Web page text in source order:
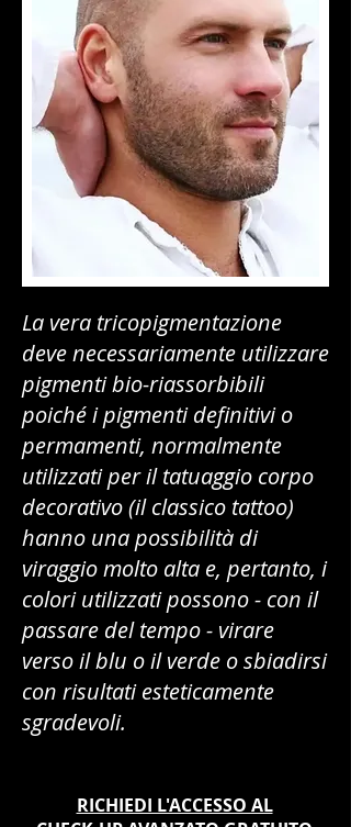
La vera tricopigmentazione
deve necessariamente utilizzare
pigmenti bio-riassorbibili
poiché i pigmenti definitivi o
permamenti, normalmente
utilizzati per il tatuaggio corpo
decorativo (il classico tattoo)
hanno una possibilità di
viraggio molto alta e, pertanto, i
colori utilizzati possono - con il
passare del tempo - virare
verso il blu o il verde o sbiadirsi
con risultati esteticamente
sgradevoli.
RICHIEDI L'ACCESSO AL